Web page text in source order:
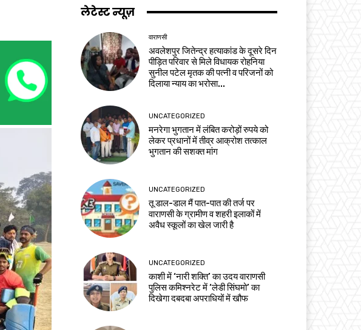
लेटेस्ट न्यूज़
वाराणसी
अवलेशपुर जितेन्द्र हत्याकांड के दूसरे दिन
पीड़ित परिवार से मिले विधायक रोहनिया
सुनील पटेल मृतक की पत्नी व परिजनों को
दिलाया न्याय का भरोसा...
UNCATEGORIZED
मनरेगा भुगतान में लंबित करोड़ों रुपये को
लेकर प्रधानों में तीव्र आक्रोश तत्काल
भुगतान की सशक्त मांग
UNCATEGORIZED
तू डाल-डाल मैं पात-पात की तर्ज पर
वाराणसी के ग्रामीण व शहरी इलाकों में
अवैध स्कूलों का खेल जारी है
UNCATEGORIZED
काशी में ‘नारी शक्ति’ का उदय वाराणसी
पुलिस कमिश्नरेट में ‘लेडी सिंघमो’ का
दिखेगा दबदबा अपराधियों में खौफ